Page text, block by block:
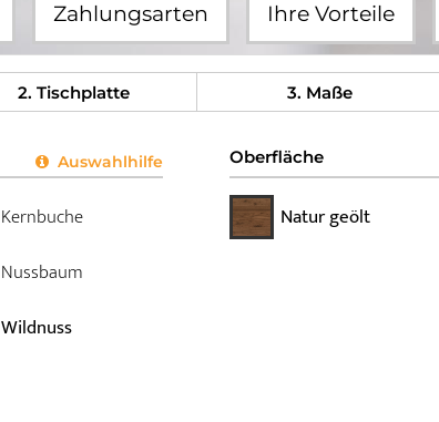
Zahlungsarten Ihre Vorteile
2. Tischplatte 3. Maße
Auswahlhilfe
Kernbuche
Nussbaum
Wildnuss
Oberfläche
Natur geölt